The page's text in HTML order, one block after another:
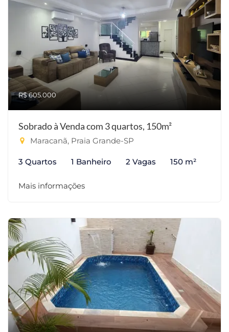
R$ 605.000
Sobrado à Venda com 3 quartos, 150m²
Maracanã, Praia Grande-SP
3 Quartos 1 Banheiro 2 Vagas 150 m²
Mais informações